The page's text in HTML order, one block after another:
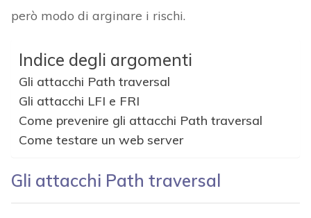
però modo di arginare i rischi.
Indice degli argomenti
Gli attacchi Path traversal
Gli attacchi LFI e FRI
Come prevenire gli attacchi Path traversal
Come testare un web server
Gli attacchi Path traversal